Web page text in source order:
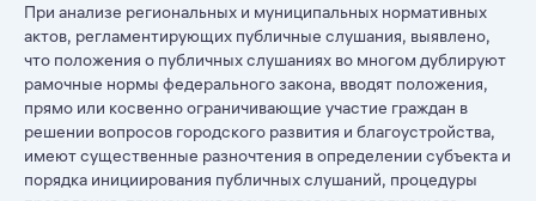
При анализе региональных и муниципальных нормативных
актов, регламентирующих публичные слушания, выявлено,
что положения о публичных слушаниях во многом дублируют
рамочные нормы федерального закона, вводят положения,
прямо или косвенно ограничивающие участие граждан в
решении вопросов городского развития и благоустройства,
имеют существенные разночтения в определении субъекта и
порядка инициирования публичных слушаний, процедуры